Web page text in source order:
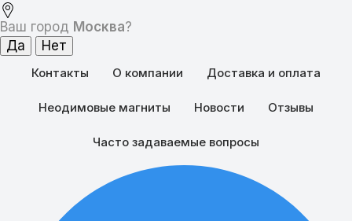
Ваш город Москва?
Контакты О компании Доставка и оплата
Неодимовые магниты Новости Отзывы
Часто задаваемые вопросы
Как магниты влияют на жизнь и здоровье человека: особенности и результаты исследований Поделиться: